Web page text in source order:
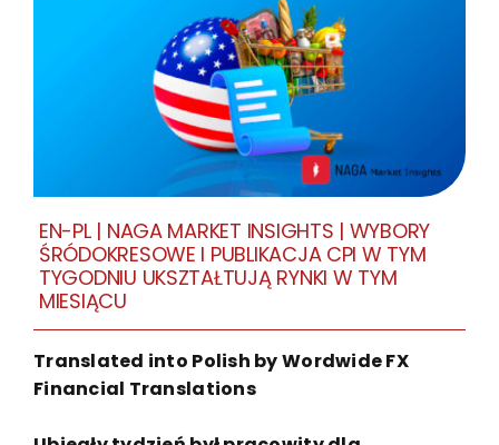
EN-PL | NAGA MARKET INSIGHTS | WYBORY
ŚRÓDOKRESOWE I PUBLIKACJA CPI W TYM
TYGODNIU UKSZTAŁTUJĄ RYNKI W TYM
MIESIĄCU
Translated into Polish by Wordwide FX
Financial Translations